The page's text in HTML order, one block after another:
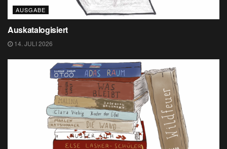
AUSGABE
Auskatalogisiert
14. JULI 2026